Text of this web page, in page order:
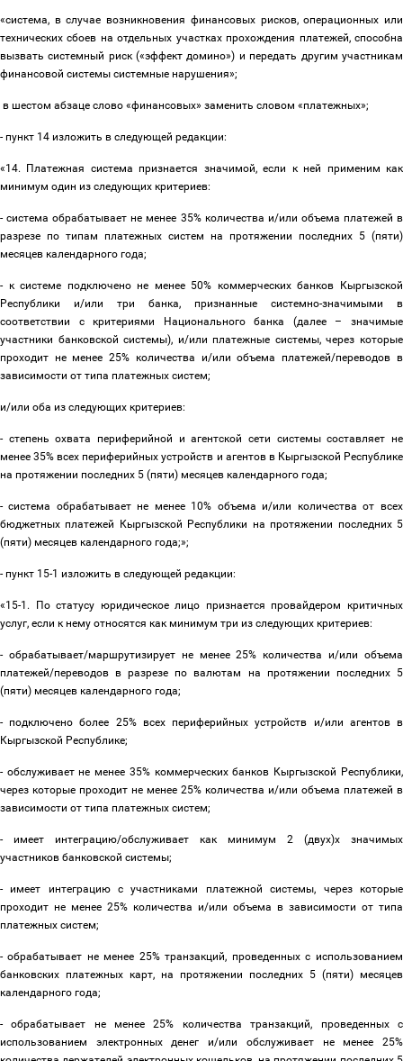
«система, в случае возникновения финансовых рисков, операционных или
технических сбоев на отдельных участках прохождения платежей, способна
вызвать системный риск («эффект домино») и передать другим участникам
финансовой системы системные нарушения»;
в шестом абзаце слово «финансовых» заменить словом «платежных»;
- пункт 14 изложить в следующей редакции:
«14. Платежная система признается значимой, если к ней применим как
минимум один из следующих критериев:
- система обрабатывает не менее 35% количества и/или объема платежей в
разрезе по типам платежных систем на протяжении последних 5 (пяти)
месяцев календарного года;
- к системе подключено не менее 50% коммерческих банков Кыргызской
Республики и/или три банка, признанные системно-значимыми в
соответствии с критериями Национального банка (далее –
значимые
участники банковской системы), и/или платежные системы, через которые
проходит не менее 25% количества и/или объема платежей/переводов в
зависимости от типа платежных систем;
и/или оба из следующих критериев:
- степень охвата периферийной и агентской сети системы составляет не
менее 35% всех периферийных устройств и агентов в Кыргызской Республике
на протяжении последних 5 (пяти) месяцев календарного года;
- система обрабатывает не менее 10% объема и/или количества от всех
бюджетных платежей Кыргызской Республики на протяжении последних 5
(пяти) месяцев календарного года;»;
- пункт 15-1 изложить в следующей редакции:
«15-1. По статусу юридическое лицо признается провайдером критичных
услуг, если к нему относятся как минимум три из следующих критериев:
- обрабатывает/маршрутизирует не менее 25% количества и/или объема
платежей/переводов в разрезе по валютам на протяжении последних 5
(пяти) месяцев календарного года;
- подключено более 25% всех периферийных устройств и/или агентов в
Кыргызской Республике;
- обслуживает не менее 35% коммерческих банков Кыргызской Республики,
через которые проходит не менее 25% количества и/или объема платежей в
зависимости от типа платежных систем;
- имеет интеграцию/обслуживает как минимум 2 (двух)х значимых
участников банковской системы;
- имеет интеграцию с участниками платежной системы, через которые
проходит не менее 25% количества и/или объема в зависимости от типа
платежных систем;
- обрабатывает не менее 25% транзакций, проведенных с использованием
банковских платежных карт, на протяжении последних 5 (пяти) месяцев
календарного года;
- обрабатывает не менее 25% количества транзакций, проведенных с
использованием электронных денег и/или обслуживает не менее 25%